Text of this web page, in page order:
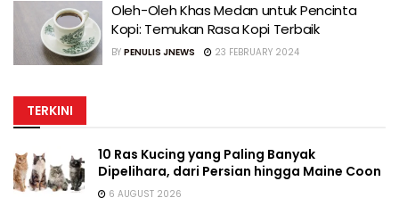
Oleh-Oleh Khas Medan untuk Pencinta
Kopi: Temukan Rasa Kopi Terbaik
BY PENULIS JNEWS 23 FEBRUARY 2024
TERKINI
10 Ras Kucing yang Paling Banyak
Dipelihara, dari Persian hingga Maine Coon
6 AUGUST 2026